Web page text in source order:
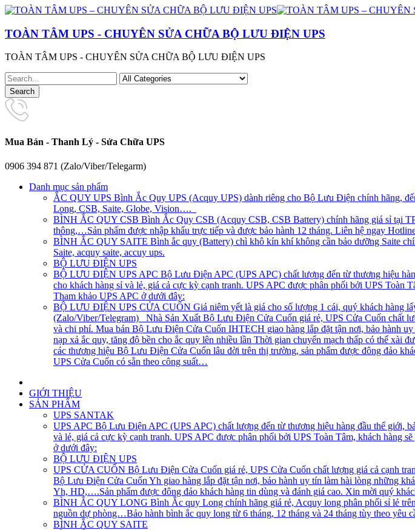
TOÀN TÂM UPS - CHUYÊN SỬA CHỮA BỘ LƯU ĐIỆN UPS
TOÀN TÂM UPS - CHUYÊN SỬA CHỮA BỘ LƯU ĐIỆN UPS
Mua Bán - Thanh Lý - Sửa Chữa UPS
0906 394 871 (Zalo/Viber/Telegarm)
Danh mục sản phẩm
ẮC QUY UPS Bình Ắc Quy UPS (Acquy UPS) dành riêng cho Bộ Lưu Điện chính hãng,
Long, CSB, Saite, Globe, Vision….
BÌNH ẮC QUY CSB Bình Ắc Quy CSB (Acquy CSB, CSB Battery) chính hãng giá sỉ tại
thông,…Sản phẩm được nhập khẩu trực tiếp và được bảo hành 12 tháng. Liên hệ ngay
BÌNH ẮC QUY SAITE Bình ắc quy (Battery) chì khô kín khí không cần bảo dưỡng Saite
Saite, acquy saite, accuy ups.
BỘ LƯU ĐIỆN UPS
BỘ LƯU ĐIỆN UPS APC Bộ Lưu Điện APC (UPS APC) chất lượng đến từ thương hiệu
cho khách hàng sỉ và lẻ, giá cả cực kỳ cạnh tranh. UPS APC được phân phối bởi UPS Toàn
Tham khảo UPS APC ở dưới đây:
BỘ LƯU ĐIỆN UPS CỬA CUỐN Giá niêm yết là giá cho số lượng 1 cái, quý khách hàng
(Zalo/Viber/Telegram) Nhà Sản Xuất Bộ Lưu Điện Cửa Cuốn giá rẻ, UPS Cửa Cuốn chất
và chi phí. Mua bán Bộ Lưu Điện Cửa Cuốn IHTECH giao hàng lắp đặt tận nơi, bảo hành
nạp xả ắc quy, tăng độ bền cho ắc quy lên nhiều lần Thời gian chuyển mạch thấp có thể
các thương hiệu Bộ Lưu Điện Cửa Cuốn lâu đời trên thị trường, sản phẩm được đông đảo
UPS Cửa Cuốn có sẵn theo công suất…
GIỚI THIỆU
SẢN PHẨM
UPS SANTAK
UPS APC Bộ Lưu Điện APC (UPS APC) chất lượng đến từ thương hiệu hàng đầu thế giới,
và lẻ, giá cả cực kỳ cạnh tranh. UPS APC được phân phối bởi UPS Toàn Tâm, khách hàng
ở dưới đây:
BỘ LƯU ĐIỆN UPS
UPS CỬA CUỐN Bộ Lưu Điện Cửa Cuốn giá rẻ, UPS Cửa Cuốn chất lượng giá cả cạnh
Bộ Lưu Điện Cửa Cuốn Yh giao hàng lắp đặt tận nơi, bảo hành uy tín làm hài lòng những
Yh, HD,….Sản phẩm được đông đảo khách hàng tin dùng và đánh giá cao. Xin mời quý
BÌNH ẮC QUY LONG Bình Ắc quy Long chính hãng giá rẻ, Acquy long phân phối sỉ lẻ
nguồn dự phòng…Bảo hành bình ắc quy long từ 6 tháng, 12 tháng và 24 tháng tùy theo yêu
BÌNH ẮC QUY SAITE